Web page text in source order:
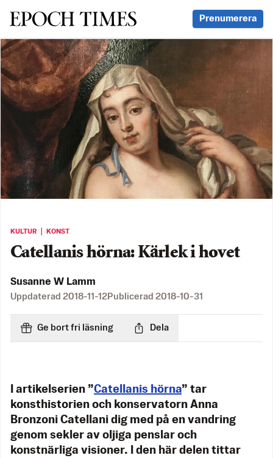
Svenska Epoch Times Prenumerera
KULTUR ｜ KONST
Catellanis hörna: Kärlek i hovet
Susanne W Lamm
Uppdaterad 2018-11-12 Publicerad 2018-10-31
Ge bort fri läsning Dela
I artikelserien ”Catellanis hörna” tar
konsthistorien och konservatorn Anna
Bronzoni Catellani dig med på en vandring
genom sekler av oljiga penslar och
konstnärliga visioner. I den här delen tittar